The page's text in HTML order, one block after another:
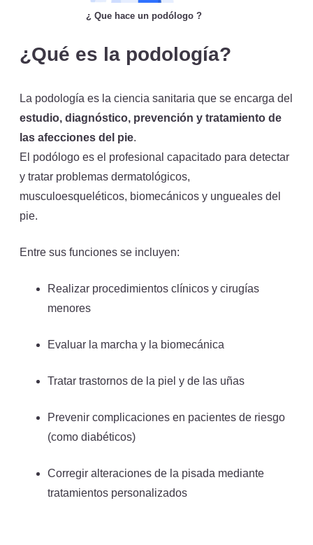
¿ Que hace un podólogo ?
¿Qué es la podología?
La podología es la ciencia sanitaria que se encarga del
estudio, diagnóstico, prevención y tratamiento de
las afecciones del pie.
El podólogo es el profesional capacitado para detectar
y tratar problemas dermatológicos,
musculoesqueléticos, biomecánicos y ungueales del
pie.
Entre sus funciones se incluyen:
Realizar procedimientos clínicos y cirugías
menores
Evaluar la marcha y la biomecánica
Tratar trastornos de la piel y de las uñas
Prevenir complicaciones en pacientes de riesgo
(como diabéticos)
Corregir alteraciones de la pisada mediante
tratamientos personalizados